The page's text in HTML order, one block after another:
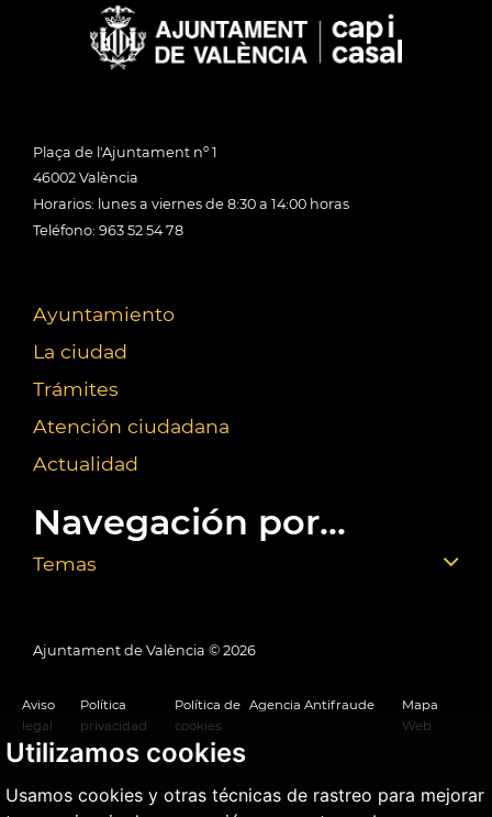
Utilizamos cookies
Usamos cookies y otras técnicas de rastreo para mejorar
Plaça de l'Ajuntament nº 1
46002 València
Horarios: lunes a viernes de 8:30 a 14:00 horas
Teléfono: 963 52 54 78
Ayuntamiento
La ciudad
Trámites
Atención ciudadana
Actualidad
Navegación por...
Temas
Ajuntament de València © 2026
Aviso
legal
Política
privacidad
Política de
cookies
Agencia Antifraude
Mapa
Web